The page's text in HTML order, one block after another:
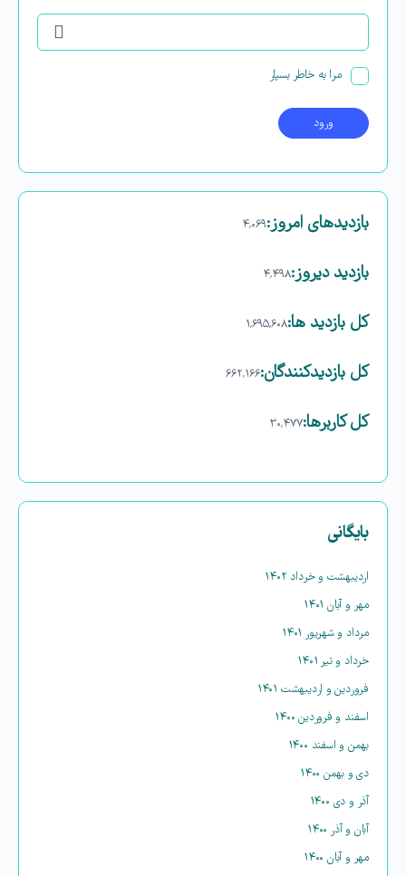
مرا به خاطر بسپار
بازدیدهای امروز:۴,۰۶۹
بازدید دیروز:۴,۴۹۸
کل بازدید ها:۱,۶۹۵,۶۰۸
کل بازدیدکنند‌گان:۶۶۲,۱۶۶
کل کاربرها:۳۰,۴۷۷
بایگانی
اردیبهشت و خرداد ۱۴۰۲
مهر و آبان ۱۴۰۱
مرداد و شهریور ۱۴۰۱
خرداد و تیر ۱۴۰۱
فروردین و اردیبهشت ۱۴۰۱
اسفند و فروردین ۱۴۰۰
بهمن و اسفند ۱۴۰۰
دی و بهمن ۱۴۰۰
آذر و دی ۱۴۰۰
آبان و آذر ۱۴۰۰
مهر و آبان ۱۴۰۰